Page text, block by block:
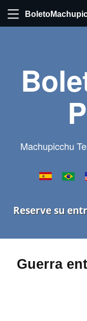
Machupicchu
Reserve su
Guerra